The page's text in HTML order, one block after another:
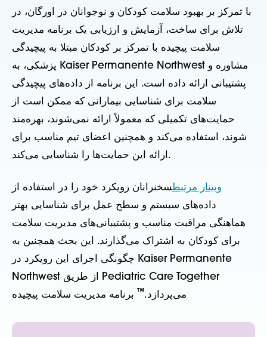
با تمرکز بر بهبود سلامت کودکان و نوجوانان در اورگان، در
تلاش برای ساخت، آزمایش و ارزیابی یک برنامه مدیریت
سلامت پیچیده با تمرکز بر کودکان مبتلا به پیچیدگی
پزشکی، به Kaiser Permanente Northwest مشاوره و
پشتیبانی ارائه داده است. این برنامه از داده‌های پیچیدگی
سلامت برای شناسایی بیمارانی که ممکن است از
حمایت‌های تکمیلی که معمولاً ارائه نمی‌شوند، بهره‌مند
شوند، استفاده می‌کند و همچنین اعضای تیم مناسب برای
ارائه این حمایت‌ها را شناسایی می‌کند.
وبینار مرتبطسخنرانان رویکرد خود را در استفاده از
داده‌های سیستم و سطح عمل برای شناسایی بهتر
هماهنگی مراقبت مناسب و پشتیبانی‌های مدیریت سلامت
برای کودکان به اشتراک می‌گذارند. این بحث همچنین به
چگونگی اجرای این رویکرد در Kaiser Permanente
Northwest از طریق Pediatric Care Together
می‌پردازد.™